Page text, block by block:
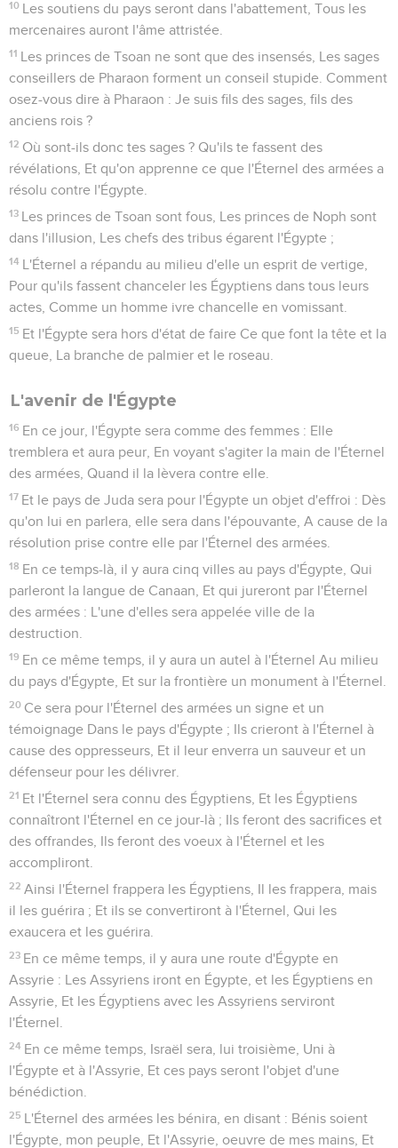
10 Les soutiens du pays seront dans l'abattement, Tous les
mercenaires auront l'âme attristée.
11 Les princes de Tsoan ne sont que des insensés, Les sages
conseillers de Pharaon forment un conseil stupide. Comment
osez-vous dire à Pharaon : Je suis fils des sages, fils des
anciens rois ?
12 Où sont-ils donc tes sages ? Qu'ils te fassent des
révélations, Et qu'on apprenne ce que l'Éternel des armées a
résolu contre l'Égypte.
13 Les princes de Tsoan sont fous, Les princes de Noph sont
dans l'illusion, Les chefs des tribus égarent l'Égypte ;
14 L'Éternel a répandu au milieu d'elle un esprit de vertige,
Pour qu'ils fassent chanceler les Égyptiens dans tous leurs
actes, Comme un homme ivre chancelle en vomissant.
15 Et l'Égypte sera hors d'état de faire Ce que font la tête et la
queue, La branche de palmier et le roseau.
L'avenir de l'Égypte
16 En ce jour, l'Égypte sera comme des femmes : Elle
tremblera et aura peur, En voyant s'agiter la main de l'Éternel
des armées, Quand il la lèvera contre elle.
17 Et le pays de Juda sera pour l'Égypte un objet d'effroi : Dès
qu'on lui en parlera, elle sera dans l'épouvante, A cause de la
résolution prise contre elle par l'Éternel des armées.
18 En ce temps-là, il y aura cinq villes au pays d'Égypte, Qui
parleront la langue de Canaan, Et qui jureront par l'Éternel
des armées : L'une d'elles sera appelée ville de la
destruction.
19 En ce même temps, il y aura un autel à l'Éternel Au milieu
du pays d'Égypte, Et sur la frontière un monument à l'Éternel.
20 Ce sera pour l'Éternel des armées un signe et un
témoignage Dans le pays d'Égypte ; Ils crieront à l'Éternel à
cause des oppresseurs, Et il leur enverra un sauveur et un
défenseur pour les délivrer.
21 Et l'Éternel sera connu des Égyptiens, Et les Égyptiens
connaîtront l'Éternel en ce jour-là ; Ils feront des sacrifices et
des offrandes, Ils feront des voeux à l'Éternel et les
accompliront.
22 Ainsi l'Éternel frappera les Égyptiens, Il les frappera, mais
il les guérira ; Et ils se convertiront à l'Éternel, Qui les
exaucera et les guérira.
23 En ce même temps, il y aura une route d'Égypte en
Assyrie : Les Assyriens iront en Égypte, et les Égyptiens en
Assyrie, Et les Égyptiens avec les Assyriens serviront
l'Éternel.
24 En ce même temps, Israël sera, lui troisième, Uni à
l'Égypte et à l'Assyrie, Et ces pays seront l'objet d'une
bénédiction.
25 L'Éternel des armées les bénira, en disant : Bénis soient
l'Égypte, mon peuple, Et l'Assyrie, oeuvre de mes mains, Et